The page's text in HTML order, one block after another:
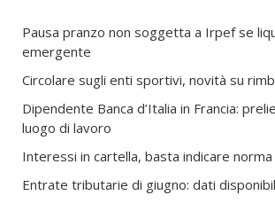
Pausa pranzo non soggetta a Irpef se
emergente
Circolare sugli enti sportivi, novità su
Dipendente Banca d’Italia in Francia:
luogo di lavoro
Interessi in cartella, basta indicare
Entrate tributarie di giugno: dati